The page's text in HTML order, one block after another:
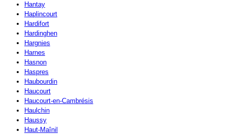
Hantay
Haplincourt
Hardifort
Hardinghen
Hargnies
Harnes
Hasnon
Haspres
Haubourdin
Haucourt
Haucourt-en-Cambrésis
Haulchin
Haussy
Haut-Maînil